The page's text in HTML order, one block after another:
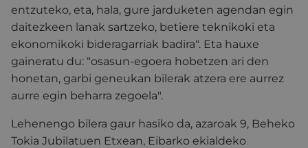
entzuteko, eta, hala, gure jarduketen agendan egin
daitezkeen lanak sartzeko, betiere teknikoki eta
ekonomikoki bideragarriak badira". Eta hauxe
gaineratu du: “osasun-egoera hobetzen ari den
honetan, garbi geneukan bilerak atzera ere aurrez
aurre egin beharra zegoela".
Lehenengo bilera gaur hasiko da, azaroak 9, Beheko
Tokia Jubilatuen Etxean, Eibarko ekialdeko